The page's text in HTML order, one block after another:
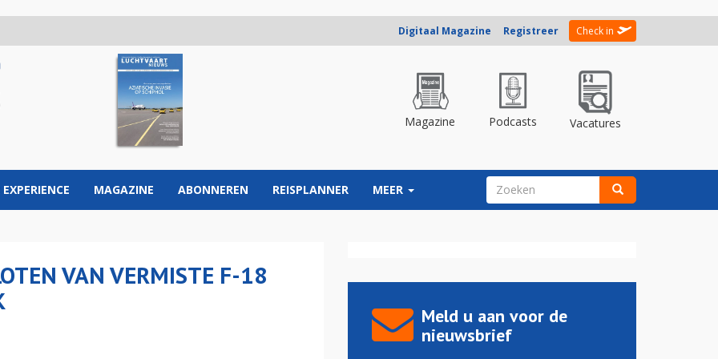
Digitaal Magazine Registreer Check in
Magazine Podcasts Vacatures
EXPERIENCE MAGAZINE ABONNEREN REISPLANNER MEER ZOEKVELD
VAN VERMISTE F-18
Meld u aan voor de
nieuwsbrief